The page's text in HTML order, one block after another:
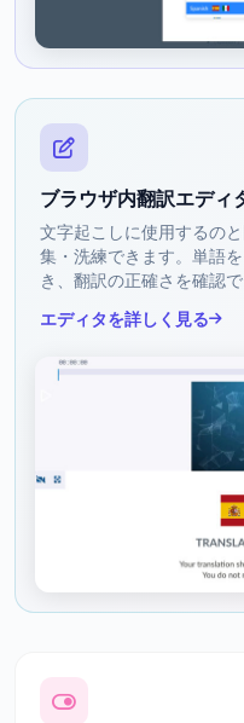
ブラウザ内翻訳エディ
文字起こしに使用するの
集・洗練できます。単語
き、翻訳の正確さを確認で
エディタを詳しく見る